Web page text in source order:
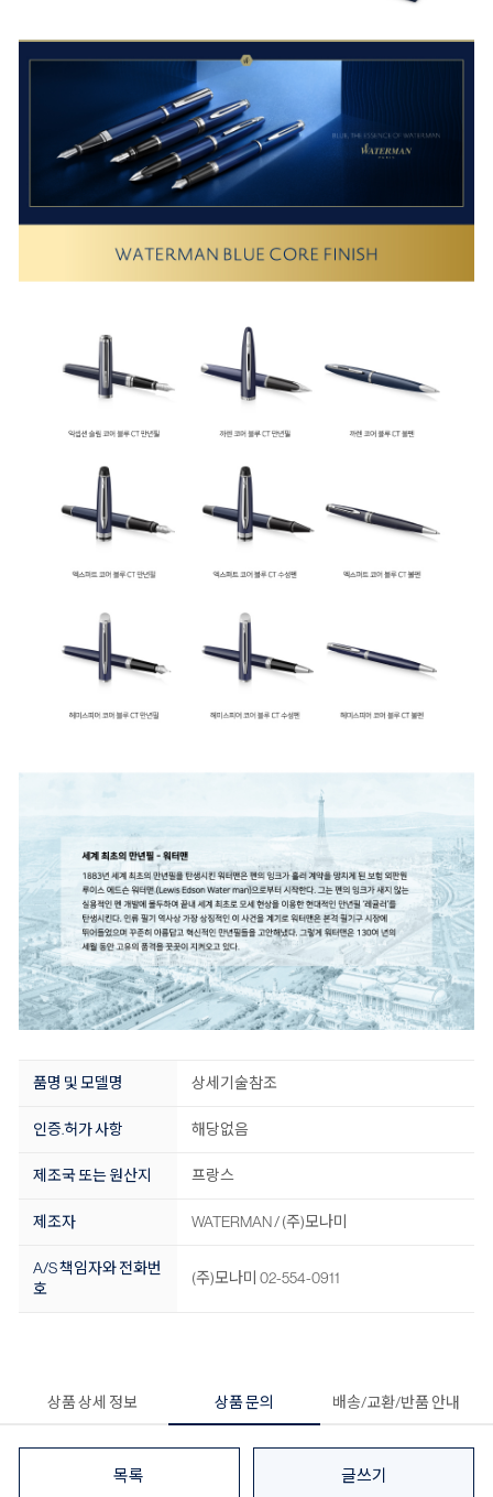
품명 및 모델명 상세기술참조
인증.허가 사항 해당없음
제조국 또는 원산지 프랑스
제조자 WATERMAN / (주)모나미
A/S 책임자와 전화번
호
(주)모나미 02-554-0911
상품 상세 정보 상품 문의 배송/교환/반품 안내
목록 글쓰기